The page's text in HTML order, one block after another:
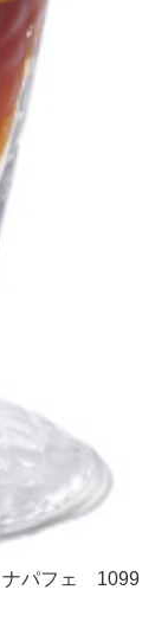
ナパフェ 1099